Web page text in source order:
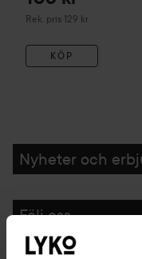
Rek. pris 129 kr
Rekommenderat pris 129 kr
KÖP
Nyheter och
Följ oss